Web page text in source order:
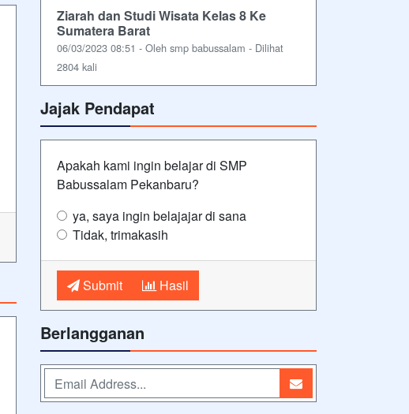
Ziarah dan Studi Wisata Kelas 8 Ke
Sumatera Barat
06/03/2023 08:51 - Oleh smp babussalam - Dilihat
2804 kali
Jajak Pendapat
Apakah kami ingin belajar di SMP
Babussalam Pekanbaru?
ya, saya ingin belajajar di sana
Tidak, trimakasih
Submit Hasil
Berlangganan